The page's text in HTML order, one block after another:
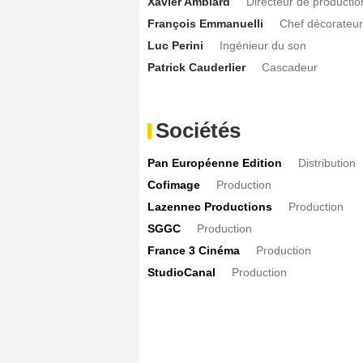
François Emmanuelli
Chef décorateur
Luc Perini
Ingénieur du son
Patrick Cauderlier
Cascadeur
Sociétés
Pan Européenne Edition
Distribution
Cofimage
Production
Lazennec Productions
Production
SGGC
Production
France 3 Cinéma
Production
StudioCanal
Production